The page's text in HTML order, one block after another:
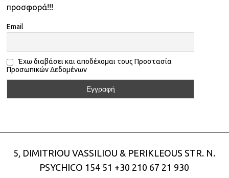
προσφορά!!!
Email
Έχω διαβάσει και αποδέχομαι τους Προστασία
Προσωπικών Δεδομένων
5, DIMITRIOU VASSILIOU & PERIKLEOUS STR. N.
PSYCHICO 154 51 +30 210 67 21 930